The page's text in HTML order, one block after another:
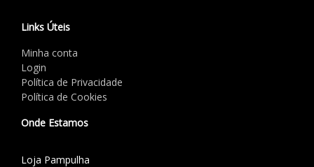
Links Úteis
Minha conta
Login
Política de Privacidade
Política de Cookies
Onde Estamos
Loja Pampulha